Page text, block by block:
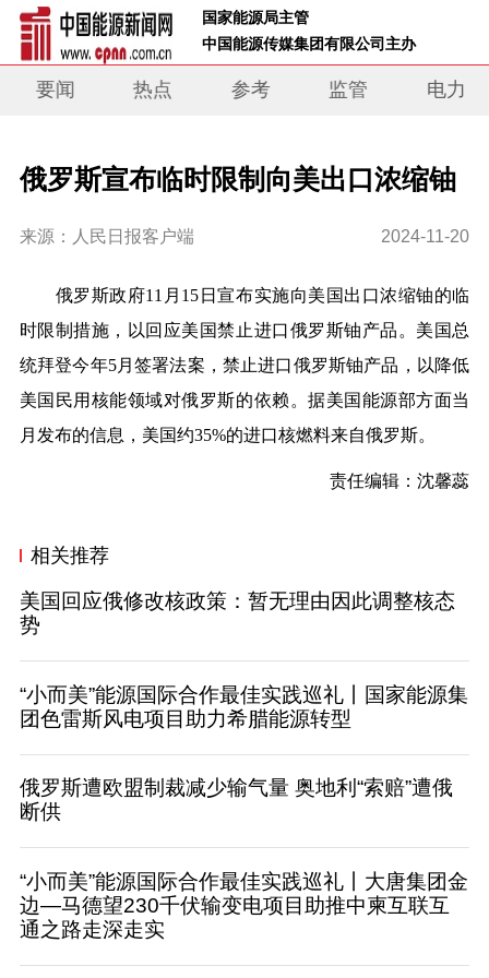
国家能源局主管
中国能源传媒集团有限公司主办
要闻 热点 参考 监管 电力
俄罗斯宣布临时限制向美出口浓缩铀
来源：人民日报客户端 2024-11-20
俄罗斯政府11月15日宣布实施向美国出口浓缩铀的临
时限制措施，以回应美国禁止进口俄罗斯铀产品。美国总
统拜登今年5月签署法案，禁止进口俄罗斯铀产品，以降低
美国民用核能领域对俄罗斯的依赖。据美国能源部方面当
月发布的信息，美国约35%的进口核燃料来自俄罗斯。
责任编辑：沈馨蕊
相关推荐
美国回应俄修改核政策：暂无理由因此调整核态
势
“小而美”能源国际合作最佳实践巡礼丨国家能源集
团色雷斯风电项目助力希腊能源转型
俄罗斯遭欧盟制裁减少输气量 奥地利“索赔”遭俄
断供
“小而美”能源国际合作最佳实践巡礼丨大唐集团金
边—马德望230千伏输变电项目助推中柬互联互
通之路走深走实